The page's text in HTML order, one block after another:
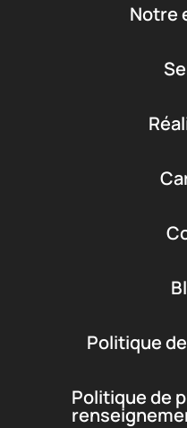
Notre
Politique
Politique de